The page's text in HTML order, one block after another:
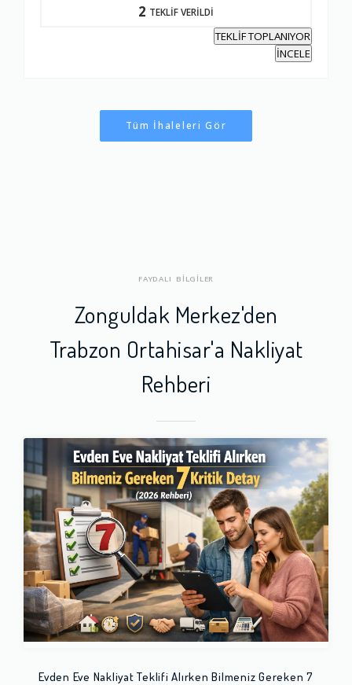
2 TEKLİF VERİLDİ
TEKLİF TOPLANIYOR
İNCELE
Tüm İhaleleri Gör
FAYDALI BİLGİLER
Zonguldak Merkez'den
Trabzon Ortahisar'a Nakliyat
Rehberi
Evden Eve Nakliyat Teklifi Alırken Bilmeniz Gereken 7